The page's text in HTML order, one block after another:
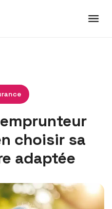
choisir sa
adaptée